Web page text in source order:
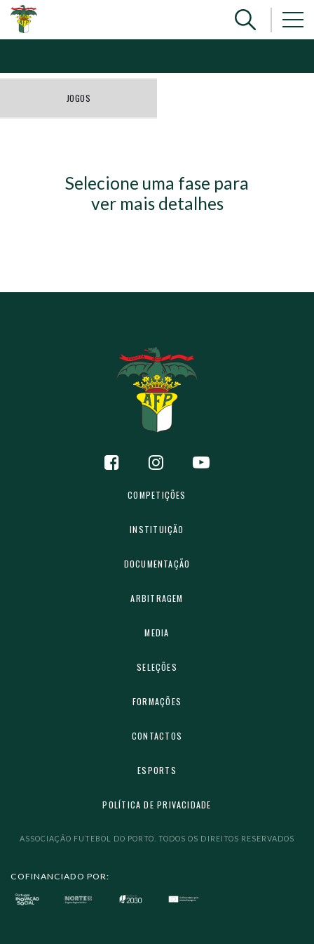
JOGOS
Selecione uma fase para
ver mais detalhes
COMPETIÇÕES
INSTITUIÇÃO
DOCUMENTAÇÃO
ARBITRAGEM
MEDIA
SELEÇÕES
FORMAÇÕES
CONTACTOS
ESPORTS
POLÍTICA DE PRIVACIDADE
ASSOCIAÇÃO FUTEBOL DO PORTO. TODOS OS DIREITOS RESERVADOS
COFINANCIADO POR: